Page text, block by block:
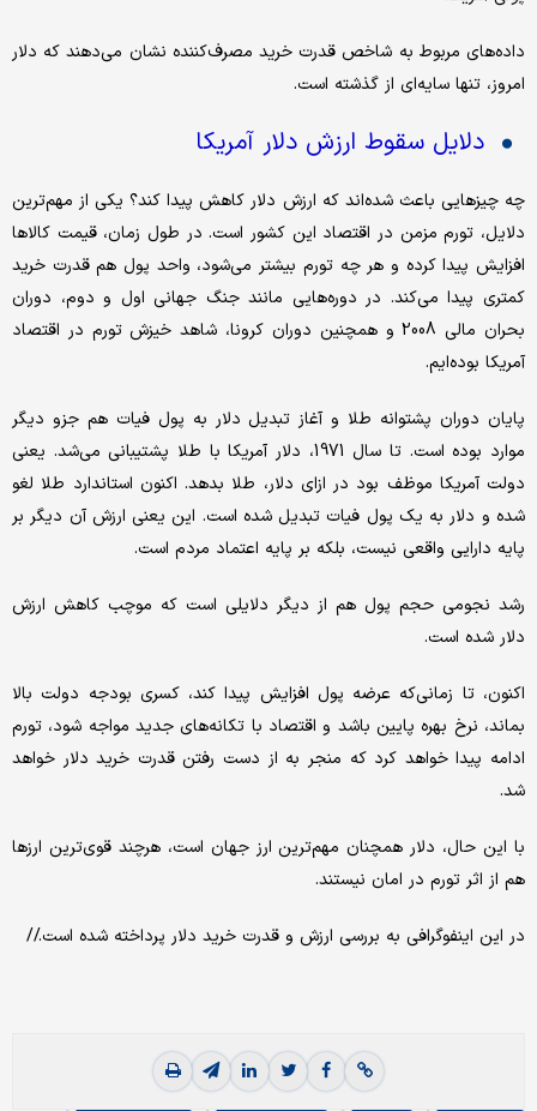
داده‌های مربوط به شاخص قدرت خرید مصرف‌کننده نشان می‌دهند که دلار
امروز، تنها سایه‌ای از گذشته است.
دلایل سقوط ارزش دلار آمریکا
چه چیزهایی باعث شده‌اند که ارزش دلار کاهش پیدا کند؟ یکی از مهم‌ترین
دلایل، تورم مزمن در اقتصاد این کشور است. در طول زمان، قیمت کالاها
افزایش پیدا کرده و هر چه تورم بیشتر می‌شود، واحد پول هم قدرت خرید
کمتری پیدا می‌کند. در دوره‌هایی مانند جنگ جهانی اول و دوم، دوران
بحران مالی 2008 و همچنین دوران کرونا، شاهد خیزش تورم در اقتصاد
آمریکا بوده‌ایم.
پایان دوران پشتوانه طلا و آغاز تبدیل دلار به پول فیات هم جزو دیگر
موارد بوده است. تا سال 1971، دلار آمریکا با طلا پشتیبانی می‌شد. یعنی
دولت آمریکا موظف بود در ازای دلار، طلا بدهد. اکنون استاندارد طلا لغو
شده و دلار به یک پول فیات تبدیل شده است. این یعنی ارزش آن دیگر بر
پایه دارایی واقعی نیست، بلکه بر پایه اعتماد مردم است.
رشد نجومی حجم پول هم از دیگر دلایلی است که موچب کاهش ارزش
دلار شده است.
اکنون، تا زمانی‌که عرضه پول افزایش پیدا کند، کسری بودجه دولت بالا
بماند، نرخ بهره پایین باشد و اقتصاد با تکانه‌های جدید مواجه شود، تورم
ادامه پیدا خواهد کرد که منجر به از دست رفتن قدرت خرید دلار خواهد
شد.
با این حال، دلار همچنان مهم‌ترین ارز جهان است، هرچند قوی‌ترین ارزها
هم از اثر تورم در امان نیستند.
در این اینفوگرافی به بررسی ارزش و قدرت خرید دلار پرداخته شده است.//